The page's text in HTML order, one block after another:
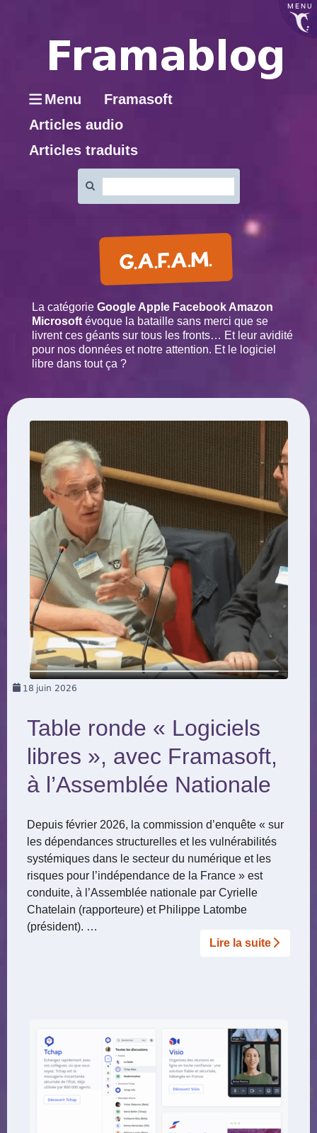
MENU
Menu
Framasoft
Articles audio
Articles traduits
:
G.A.F.A.M.
La catégorie Google Apple Facebook Amazon
Microsoft évoque la bataille sans merci que se
livrent ces géants sur tous les fronts… Et leur avidité
pour nos données et notre attention. Et le logiciel
libre dans tout ça ?
18 juin 2026
Table ronde « Logiciels
libres », avec Framasoft,
à l’Assemblée Nationale
Depuis février 2026, la commission d’enquête « sur
les dépendances structurelles et les vulnérabilités
systémiques dans le secteur du numérique et les
risques pour l’indépendance de la France » est
conduite, à l’Assemblée nationale par Cyrielle
Chatelain (rapporteure) et Philippe Latombe
(président). …
Lire la suite­­